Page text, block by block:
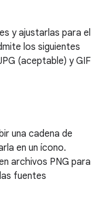
y ajustarlas para el
los siguientes
(aceptable) y GIF
una cadena de
en un ícono.
archivos PNG para
fuentes